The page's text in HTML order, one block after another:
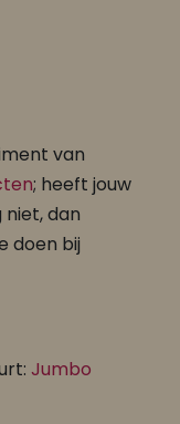
van
; heeft jouw
dan
doen bij
Jumbo